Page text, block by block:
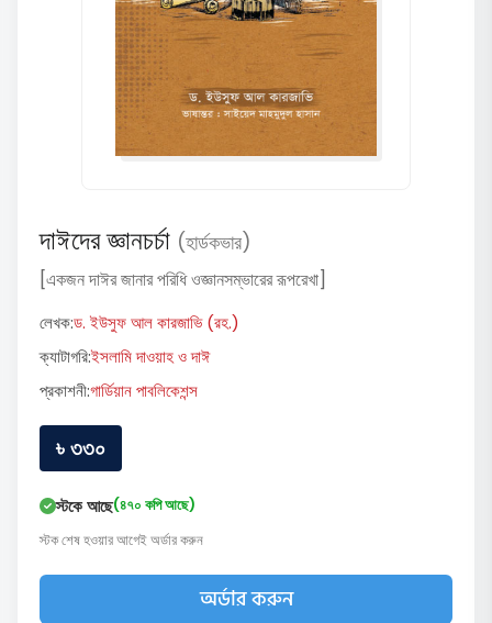
দাঈদের জ্ঞানচর্চা (হার্ডকভার)
[একজন দাঈর জানার পরিধি ওজ্ঞানসম্ভারের রূপরেখা]
লেখক:ড. ইউসুফ আল কারজাভি (রহ.)
ক্যাটাগরি:ইসলামি দাওয়াহ ও দাঈ
প্রকাশনী:গার্ডিয়ান পাবলিকেশন্স
৳ ৩৩০
স্টকে আছে(৪৭০ কপি আছে)
স্টক শেষ হওয়ার আগেই অর্ডার করুন
অর্ডার করুন